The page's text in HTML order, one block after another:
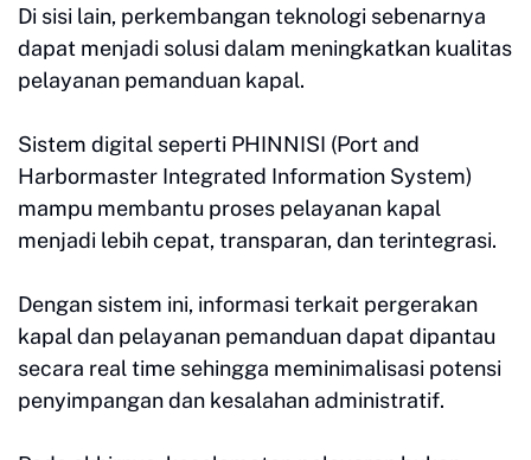
Di sisi lain, perkembangan teknologi sebenarnya
dapat menjadi solusi dalam meningkatkan kualitas
pelayanan pemanduan kapal.
Sistem digital seperti PHINNISI (Port and
Harbormaster Integrated Information System)
mampu membantu proses pelayanan kapal
menjadi lebih cepat, transparan, dan terintegrasi.
Dengan sistem ini, informasi terkait pergerakan
kapal dan pelayanan pemanduan dapat dipantau
secara real time sehingga meminimalisasi potensi
penyimpangan dan kesalahan administratif.